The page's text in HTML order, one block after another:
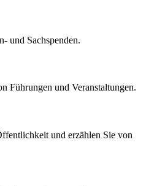
und Sachspenden.
Führungen und Veranstaltungen.
und erzählen Sie von